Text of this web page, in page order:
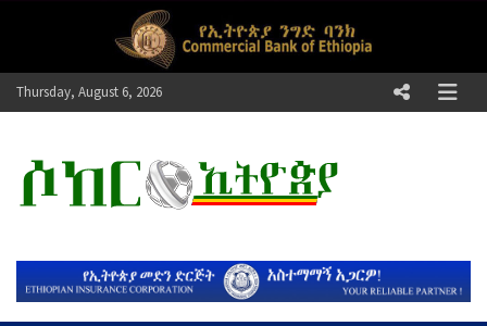
Thursday, August 6, 2026
ሶከር ኢትዮጵያ